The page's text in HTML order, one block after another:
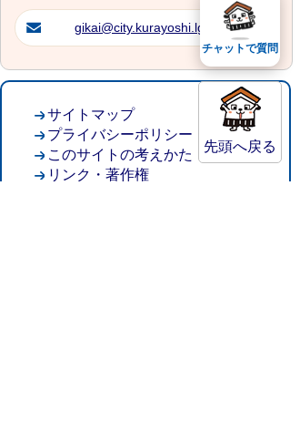
gikai@city.kurayoshi.lg.jp
先頭へ戻る
サイトマップ
プライバシーポリシー
このサイトの考えかた
リンク・著作権
チャットで質問